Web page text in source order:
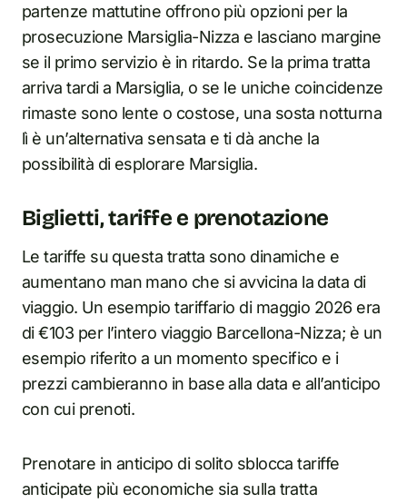
partenze mattutine offrono più opzioni per la
prosecuzione Marsiglia-Nizza e lasciano margine
se il primo servizio è in ritardo. Se la prima tratta
arriva tardi a Marsiglia, o se le uniche coincidenze
rimaste sono lente o costose, una sosta notturna
lì è un’alternativa sensata e ti dà anche la
possibilità di esplorare Marsiglia.
Biglietti, tariffe e prenotazione
Le tariffe su questa tratta sono dinamiche e
aumentano man mano che si avvicina la data di
viaggio. Un esempio tariffario di maggio 2026 era
di €103 per l’intero viaggio Barcellona-Nizza; è un
esempio riferito a un momento specifico e i
prezzi cambieranno in base alla data e all’anticipo
con cui prenoti.
Prenotare in anticipo di solito sblocca tariffe
anticipate più economiche sia sulla tratta